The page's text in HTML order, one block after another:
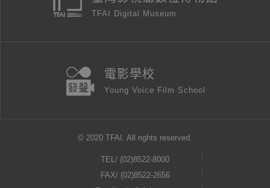
TFAI Digital Museum
電影學校
Young Voice Film School
© 2020 TFAI. All rights reserved.
TEL/ (02)8522-8000
FAX/ (02)8522-2656